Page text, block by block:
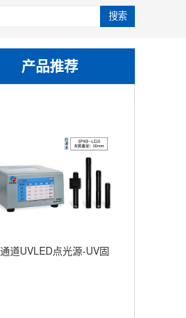
搜索
产品推荐
道UVLED点光源-UV固